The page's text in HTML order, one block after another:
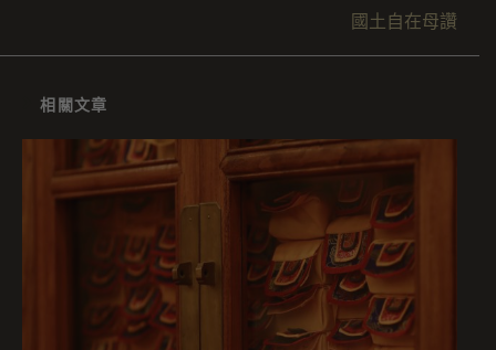
國土自在母讚
相關文章